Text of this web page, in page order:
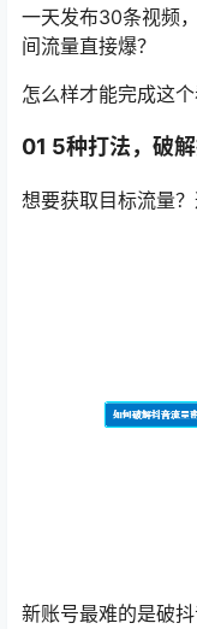
一天发布30条视频
间流量直接爆？
怎么样才能完成这个
01 5种打法，破解
想要获取目标流量？
新账号最难的是破